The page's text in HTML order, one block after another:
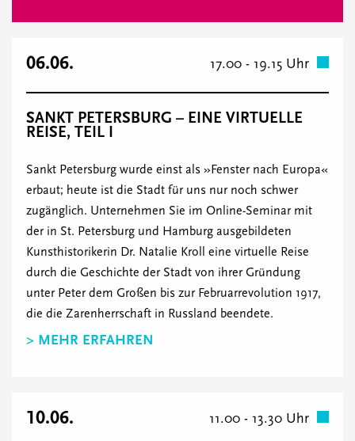
06.06. 17.00 - 19.15 Uhr
SANKT PETERSBURG – EINE VIRTUELLE
REISE, TEIL I
Sankt Petersburg wurde einst als »Fenster nach Europa«
erbaut; heute ist die Stadt für uns nur noch schwer
zugänglich. Unternehmen Sie im Online-Seminar mit
der in St. Petersburg und Hamburg ausgebildeten
Kunsthistorikerin Dr. Natalie Kroll eine virtuelle Reise
durch die Geschichte der Stadt von ihrer Gründung
unter Peter dem Großen bis zur Februarrevolution 1917,
die die Zarenherrschaft in Russland beendete.
> MEHR ERFAHREN
10.06. 11.00 - 13.30 Uhr